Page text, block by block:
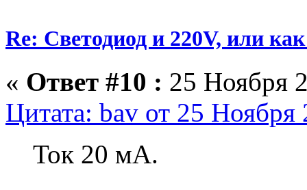
Re: Светодиод и 220V, или
« Ответ #10 : 25 Ноября
Цитата: bav от 25
Ток 20 мА.